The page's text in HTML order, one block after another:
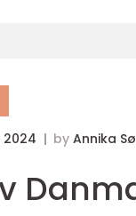
2024 by Annika